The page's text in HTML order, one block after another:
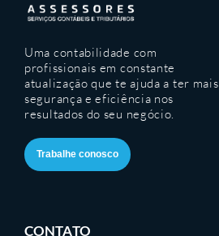
Uma contabilidade com
profissionais em constante
atualização que te ajuda a ter mais
segurança e eficiência nos
resultados do seu negócio.
Trabalhe conosco
CONTATO